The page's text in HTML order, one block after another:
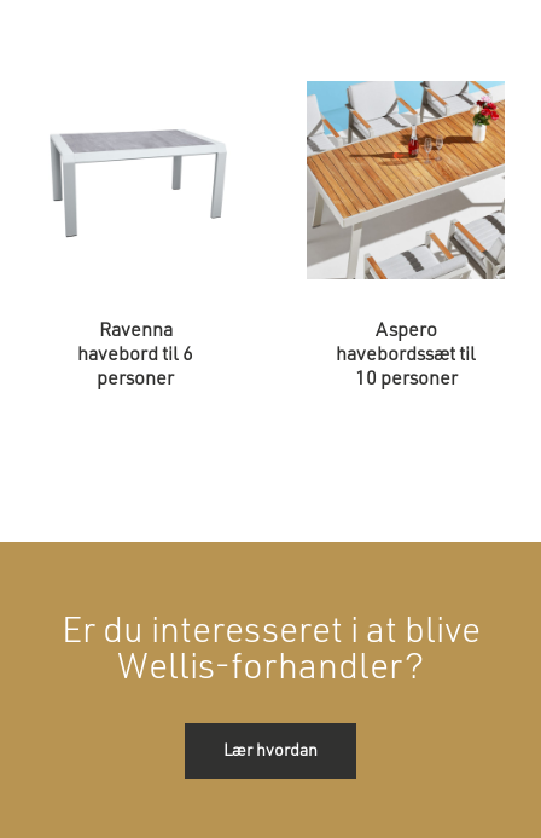
Ravenna
havebord til 6
personer
Aspero
havebordssæt til
10 personer
Er du interesseret i at blive
Wellis-forhandler?
Lær hvordan